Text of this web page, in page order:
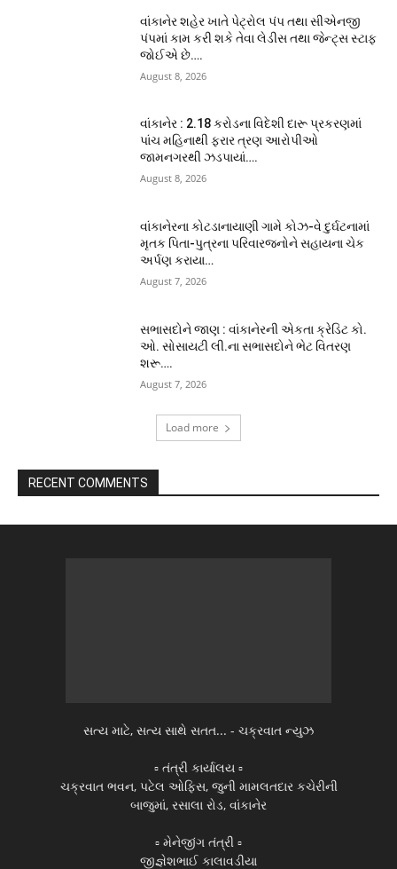
વાંકાનેર શહેર ખાતે પેટ્રોલ પંપ તથા સીએનજી
પંપમાં કામ કરી શકે તેવા લેડીસ તથા જેન્ટ્સ સ્ટાફ
જોઈએ છે….
August 8, 2026
વાંકાનેર : 2.18 કરોડના વિદેશી દારૂ પ્રકરણમાં
પાંચ મહિનાથી ફરાર ત્રણ આરોપીઓ
જામનગરથી ઝડપાયાં….
August 8, 2026
વાંકાનેરના કોટડાનાયાણી ગામે કોઝ-વે દુર્ઘટનામાં
મૃતક પિતા-પુત્રના પરિવારજનોને સહાયના ચેક
અર્પણ કરાયા…
August 7, 2026
સભાસદોને જાણ : વાંકાનેરની એકતા ક્રેડિટ કો.
ઓ. સોસાયટી લી.ના સભાસદોને ભેટ વિતરણ
શરૂ….
August 7, 2026
Load more
RECENT COMMENTS
સત્ય માટે, સત્ય સાથે સતત... - ચક્રવાત ન્યુઝ
▫️ તંત્રી કાર્યાલય ▫️
ચક્રવાત ભવન, પટેલ ઓફિસ, જુની મામલતદાર કચેરીની
બાજુમાં, રસાલા રોડ, વાંકાનેર
▫️ મેનેજીંગ તંત્રી ▫️
જીજ્ઞેશભાઈ કાલાવડીયા